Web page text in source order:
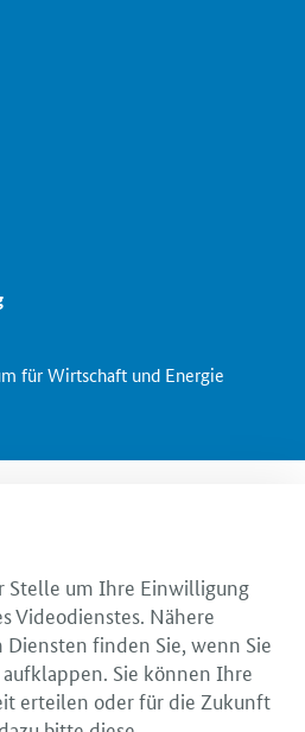
für Wirtschaft und Energie
Stelle um Ihre Einwilligung
Videodienstes. Nähere
finden Sie, wenn Sie
Sie können Ihre
erteilen oder für die Zukunft